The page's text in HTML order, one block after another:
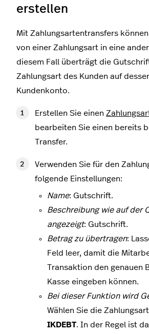
erstellen
Mit Zahlungsartentransfers
von einer Zahlungsart in eine
diesem Fall überträgt die
Zahlungsart des Kunden auf
Kundenkonto.
Erstellen Sie einen
bearbeiten Sie einen bereits
Transfer.
Verwenden Sie für den
folgende Einstellungen:
Name: Gutschrift.
Beschreibung wie auf der
angezeigt: Gutschrift.
Betrag zu übertragen:
Feld leer, damit die
Transaktion den genauen
Kasse eingeben können.
Bei dieser Funktion wird
Wählen Sie die
IKDEBT. In der Regel ist